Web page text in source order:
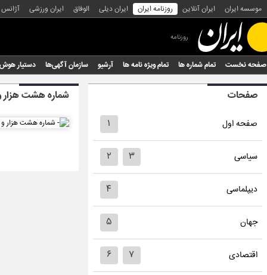
موسسه ایران ایران آنلاین روزنامه ایران ایران دیلی الوفاق ایران ورزشی
روزنامه
صفحه نخست تمام شماره ها تمام ویژه نامه ها آرشیو سازمان آگهی‌ها دستیار
صفحات
صفحه اول ۱
سیاسی ۲ ۳
دیپلماسی ۴
جهان ۵
اقتصادی ۶ ۷
شماره هشت هزار